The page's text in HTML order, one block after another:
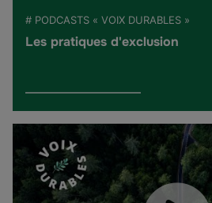
# PODCASTS « VOIX DURABLES »
Les pratiques d'exclusion